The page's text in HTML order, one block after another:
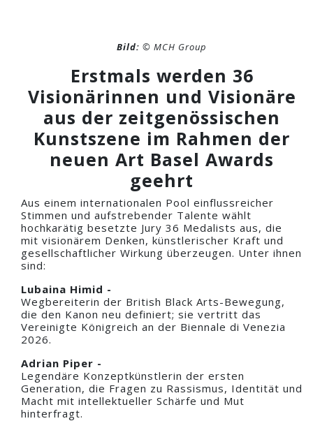
Bild: © MCH Group
Erstmals werden 36
Visionärinnen und Visionäre
aus der zeitgenössischen
Kunstszene im Rahmen der
neuen Art Basel Awards
geehrt
Aus einem internationalen Pool einflussreicher
Stimmen und aufstrebender Talente wählt
hochkarätig besetzte Jury 36 Medalists aus, die
mit visionärem Denken, künstlerischer Kraft und
gesellschaftlicher Wirkung überzeugen. Unter ihnen
sind:
Lubaina Himid -
Wegbereiterin der British Black Arts-Bewegung,
die den Kanon neu definiert; sie vertritt das
Vereinigte Königreich an der Biennale di Venezia
2026.
Adrian Piper -
Legendäre Konzeptkünstlerin der ersten
Generation, die Fragen zu Rassismus, Identität und
Macht mit intellektueller Schärfe und Mut
hinterfragt.